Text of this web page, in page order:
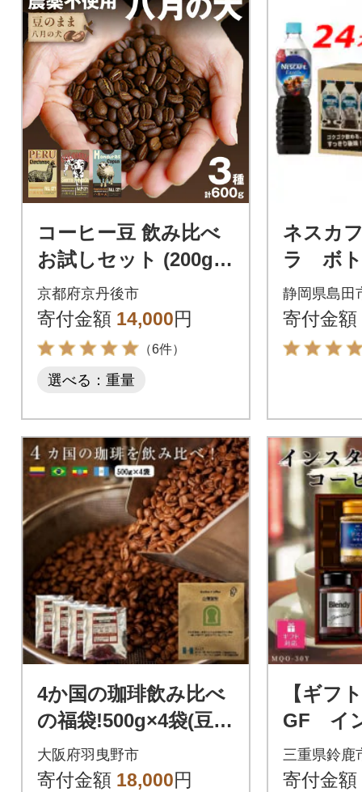
コーヒー豆 飲み比べ
お試しセット (200gx3
種) 自家焙煎珈琲豆
【栽培期間中農薬不使
用】
京都府京丹後市
寄付金額 14,000円
（6件）
選べる：重量
ネスカ
ラ ボト
無糖
(24本)
静岡県島田
寄付金額
4か国の珈琲飲み比べ
の福袋!500g×4袋(豆)&
古墳珈琲ドリップバ
ッグ1袋!
大阪府羽曳野市
寄付金額 18,000円
【ギフ
GF イ
ーヒー
り
三重県鈴鹿
寄付金額